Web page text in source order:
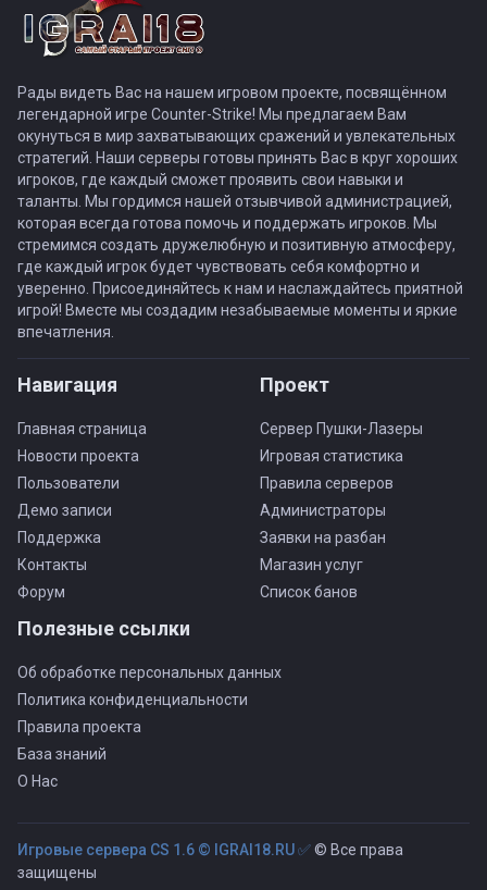
Рады видеть Вас на нашем игровом проекте, посвящённом
легендарной игре Counter-Strike! Мы предлагаем Вам
окунуться в мир захватывающих сражений и увлекательных
стратегий. Наши серверы готовы принять Вас в круг хороших
игроков, где каждый сможет проявить свои навыки и
таланты. Мы гордимся нашей отзывчивой администрацией,
которая всегда готова помочь и поддержать игроков. Мы
стремимся создать дружелюбную и позитивную атмосферу,
где каждый игрок будет чувствовать себя комфортно и
уверенно. Присоединяйтесь к нам и наслаждайтесь приятной
игрой! Вместе мы создадим незабываемые моменты и яркие
впечатления.
Навигация
Главная страница
Новости проекта
Пользователи
Демо записи
Поддержка
Контакты
Форум
Проект
Сервер Пушки-Лазеры
Игровая статистика
Правила серверов
Администраторы
Заявки на разбан
Магазин услуг
Список банов
Полезные ссылки
Об обработке персональных данных
Политика конфиденциальности
Правила проекта
База знаний
О Нас
Игровые сервера CS 1.6 © IGRAI18.RU ✅© Все права
защищены